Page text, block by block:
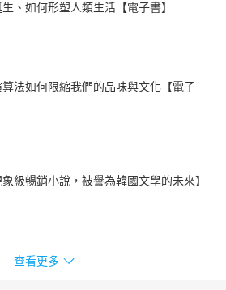
展中所見到的，無論是專業製錶品牌或
精緻的設計款式再度回歸主流！
Van Cleef & Arpels梵克雅寶的典藏展提
；「雅藝之美」典藏臻品回顧展於北京
看到的典藏臻品這次全都網羅。
不膩的「泰國」總會在清單的前三名
、普吉島也熟到能當導遊，或曾去過近
欣，但這個神祕的國度依舊有許多尚未
限的小資女，也能享受跳島奢華旅遊的
、如何形塑人類生活【電子書】
法如何限縮我們的品味與文化【電子
級暢銷小說，被譽為韓國文學的未來】
查看更多